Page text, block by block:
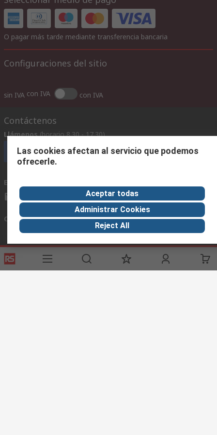
O pagar más tarde mediante transferencia bancaria
Configuraciones del sitio
sin IVA con IVA con IVA
Contáctenos
Llámenos (horario 8.30 - 17.30)
Llámenos
Envíenos un email
ventas@rschile.cl
Conectar con nosotros
Links de ayuda
Las cookies afectan al servicio que podemos
ofrecerle.
Aceptar todas
Administrar Cookies
Reject All